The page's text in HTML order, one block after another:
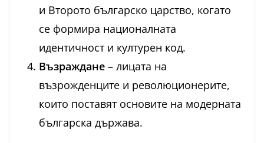
и Второто българско царство, когато
се формира националната
идентичност и културен код.
Възраждане – лицата на
възрожденците и революционерите,
които поставят основите на модерната
българска държава.